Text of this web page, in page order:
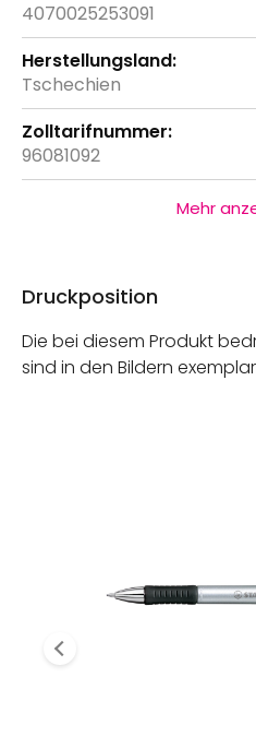
4070025253091
Tschechien
96081092
Mehr
Druckposition
Die bei diesem Produkt
sind in den Bildern